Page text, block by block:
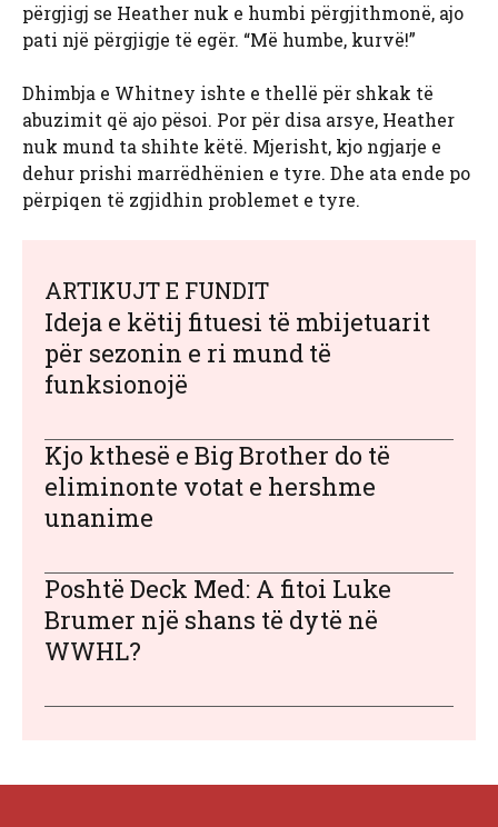
përgjigj se Heather nuk e humbi përgjithmonë, ajo
pati një përgjigje të egër. “Më humbe, kurvë!”
Dhimbja e Whitney ishte e thellë për shkak të
abuzimit që ajo pësoi. Por për disa arsye, Heather
nuk mund ta shihte këtë. Mjerisht, kjo ngjarje e
dehur prishi marrëdhënien e tyre. Dhe ata ende po
përpiqen të zgjidhin problemet e tyre.
ARTIKUJT E FUNDIT
Ideja e këtij fituesi të mbijetuarit
për sezonin e ri mund të
funksionojë
Kjo kthesë e Big Brother do të
eliminonte votat e hershme
unanime
Poshtë Deck Med: A fitoi Luke
Brumer një shans të dytë në
WWHL?